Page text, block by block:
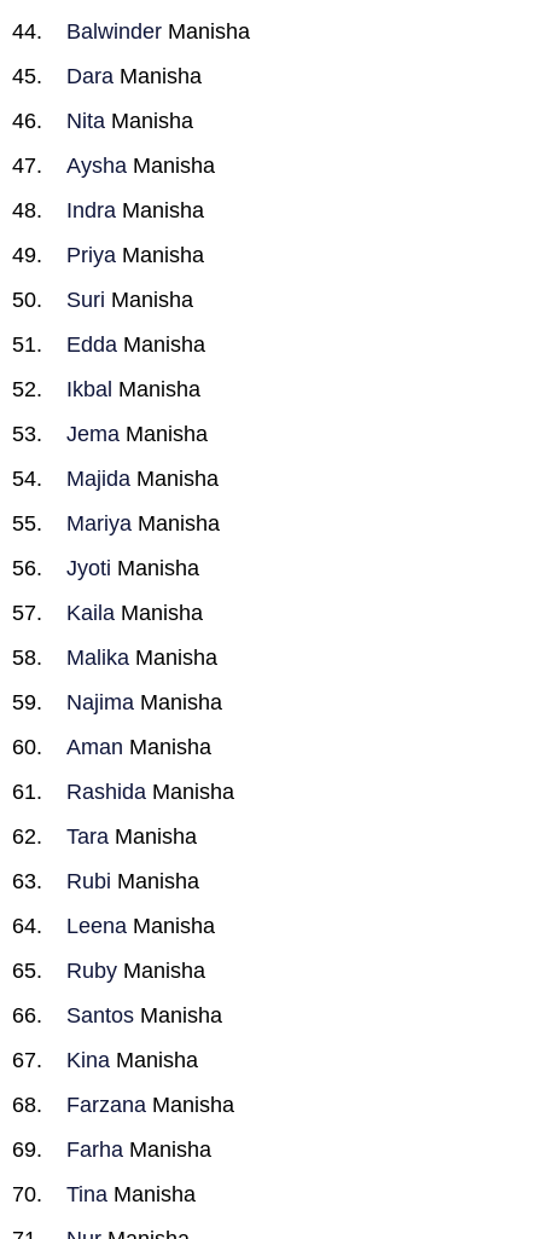
Balwinder Manisha
Dara Manisha
Nita Manisha
Aysha Manisha
Indra Manisha
Priya Manisha
Suri Manisha
Edda Manisha
Ikbal Manisha
Jema Manisha
Majida Manisha
Mariya Manisha
Jyoti Manisha
Kaila Manisha
Malika Manisha
Najima Manisha
Aman Manisha
Rashida Manisha
Tara Manisha
Rubi Manisha
Leena Manisha
Ruby Manisha
Santos Manisha
Kina Manisha
Farzana Manisha
Farha Manisha
Tina Manisha